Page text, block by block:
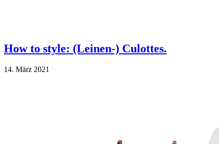
How to style: (Leinen-) Culottes.
14. März 2021